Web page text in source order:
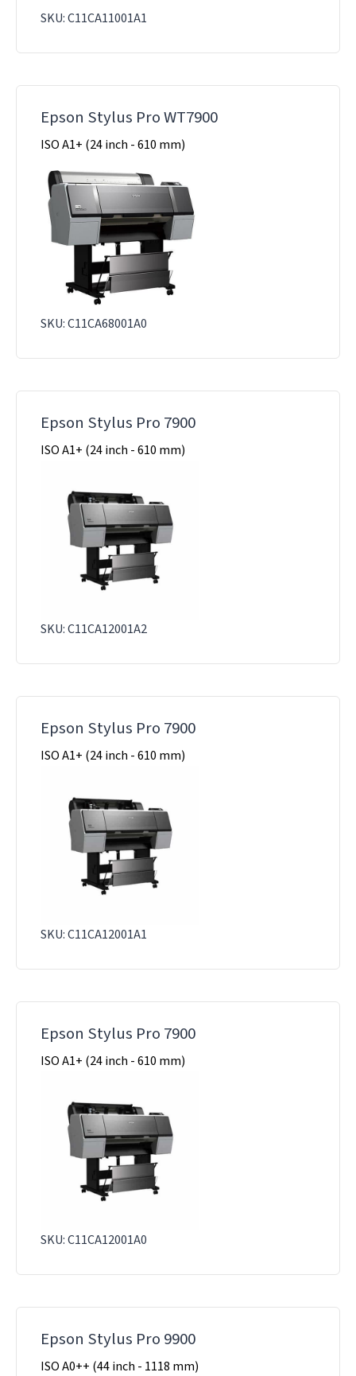
SKU: C11CA11001A1
Epson Stylus Pro WT7900
ISO A1+ (24 inch - 610 mm)
SKU: C11CA68001A0
Epson Stylus Pro 7900
ISO A1+ (24 inch - 610 mm)
SKU: C11CA12001A2
Epson Stylus Pro 7900
ISO A1+ (24 inch - 610 mm)
SKU: C11CA12001A1
Epson Stylus Pro 7900
ISO A1+ (24 inch - 610 mm)
SKU: C11CA12001A0
Epson Stylus Pro 9900
ISO A0++ (44 inch - 1118 mm)